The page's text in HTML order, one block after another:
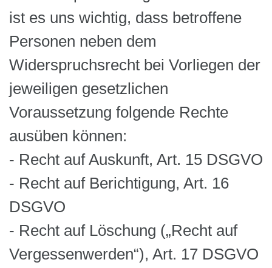
ist es uns wichtig, dass betroffene
Personen neben dem
Widerspruchsrecht bei Vorliegen der
jeweiligen gesetzlichen
Voraussetzung folgende Rechte
ausüben können:
- Recht auf Auskunft, Art. 15 DSGVO
- Recht auf Berichtigung, Art. 16
DSGVO
- Recht auf Löschung („Recht auf
Vergessenwerden“), Art. 17 DSGVO